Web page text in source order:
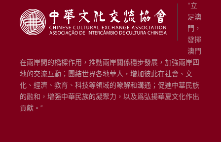
“立
足澳
門，
發揮
澳門
在兩岸間的橋樑作用，推動兩岸關係穩步發展，加強兩岸四
地的交流互動；團結世界各地華人，增加彼此在社會、文
化、經濟、教育、科技等領域的瞭解和溝通；促進中華民族
的融和，增强中華民族的凝聚力，以及爲弘揚華夏文化作出
貢獻。”